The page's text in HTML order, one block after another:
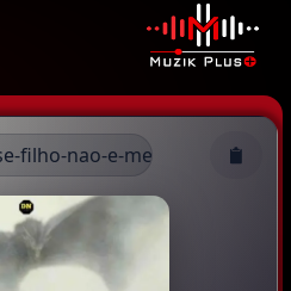
Streaming de
filho-nao-e-meu